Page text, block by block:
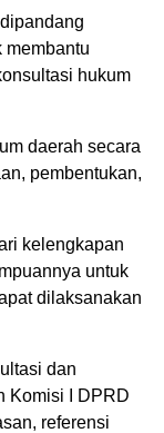
membantu
hukum
daerah secara
pembentukan,
kelengkapan
untuk
dilaksanakan
dan
Komisi I DPRD
referensi